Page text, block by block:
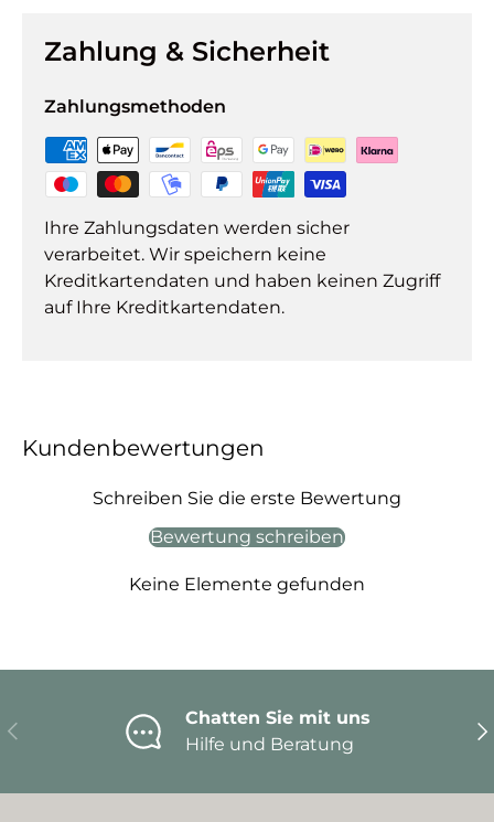
Zahlung & Sicherheit
Zahlungsmethoden
Ihre Zahlungsdaten werden sicher
verarbeitet. Wir speichern keine
Kreditkartendaten und haben keinen Zugriff
auf Ihre Kreditkartendaten.
Kundenbewertungen
Schreiben Sie die erste Bewertung
Bewertung schreiben
Keine Elemente gefunden
Vorherige
Chatten Sie mit uns
Hilfe und Beratung